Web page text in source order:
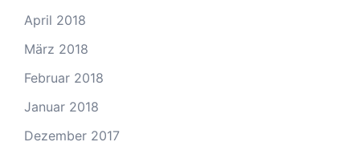
April 2018
März 2018
Februar 2018
Januar 2018
Dezember 2017